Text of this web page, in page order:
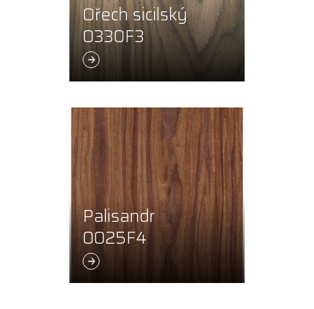
Ořech sicilský
0330F3
Palisandr
0025F4